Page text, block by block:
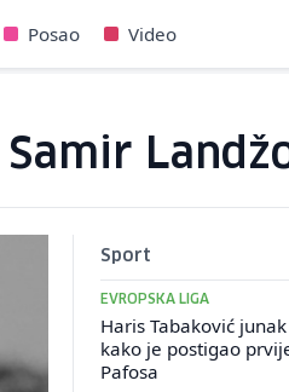
Posao Video
Sport
EVROPSKA LIGA
Haris Tabaković
kako je postigao
Pafosa